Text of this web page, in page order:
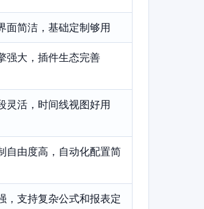
面简洁，基础定制够用
强大，插件生态完善
灵活，时间线视图好用
自由度高，自动化配置简
，支持复杂公式和报表定